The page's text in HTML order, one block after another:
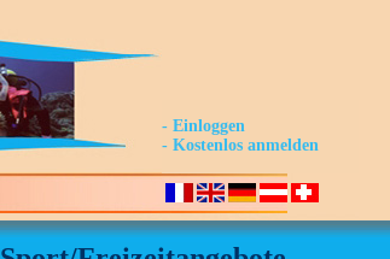
- Einloggen
- Kostenlos anmelden